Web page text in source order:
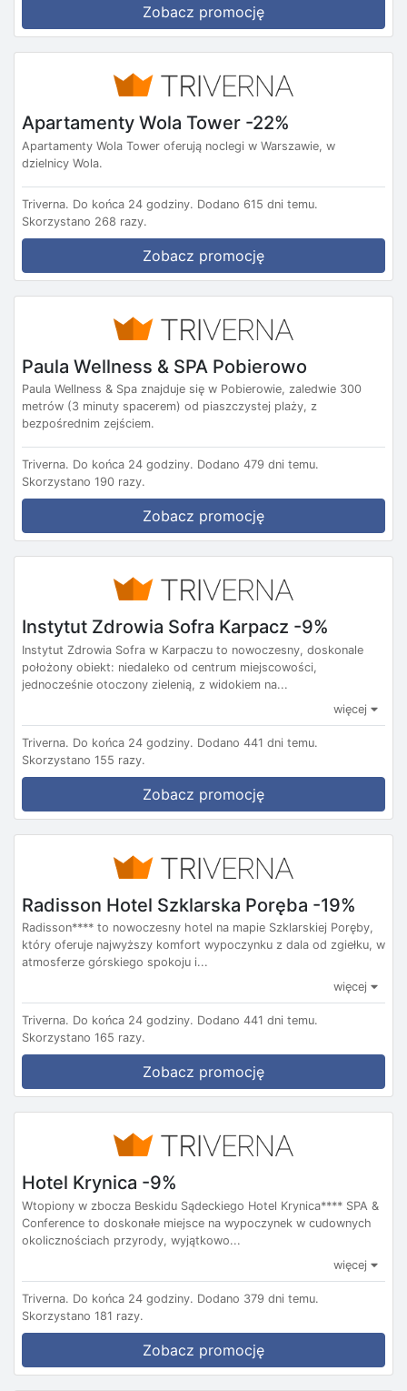
Zobacz promocję
Apartamenty Wola Tower -22%
Apartamenty Wola Tower oferują noclegi w Warszawie, w
dzielnicy Wola.
Triverna. Do końca 24 godziny. Dodano 615 dni temu.
Skorzystano 268 razy.
Zobacz promocję
Paula Wellness & SPA Pobierowo
Paula Wellness & Spa znajduje się w Pobierowie, zaledwie 300
metrów (3 minuty spacerem) od piaszczystej plaży, z
bezpośrednim zejściem.
Triverna. Do końca 24 godziny. Dodano 479 dni temu.
Skorzystano 190 razy.
Zobacz promocję
Instytut Zdrowia Sofra Karpacz -9%
Instytut Zdrowia Sofra w Karpaczu to nowoczesny, doskonale
położony obiekt: niedaleko od centrum miejscowości,
jednocześnie otoczony zielenią, z widokiem na...
więcej
Triverna. Do końca 24 godziny. Dodano 441 dni temu.
Skorzystano 155 razy.
Zobacz promocję
Radisson Hotel Szklarska Poręba -19%
Radisson**** to nowoczesny hotel na mapie Szklarskiej Poręby,
który oferuje najwyższy komfort wypoczynku z dala od zgiełku, w
atmosferze górskiego spokoju i...
więcej
Triverna. Do końca 24 godziny. Dodano 441 dni temu.
Skorzystano 165 razy.
Zobacz promocję
Hotel Krynica -9%
Wtopiony w zbocza Beskidu Sądeckiego Hotel Krynica**** SPA &
Conference to doskonałe miejsce na wypoczynek w cudownych
okolicznościach przyrody, wyjątkowo...
więcej
Triverna. Do końca 24 godziny. Dodano 379 dni temu.
Skorzystano 181 razy.
Zobacz promocję